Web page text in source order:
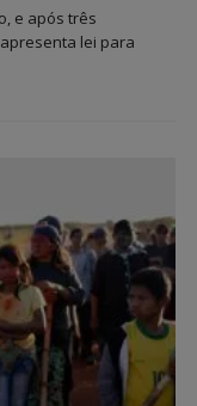
e após três
lei para